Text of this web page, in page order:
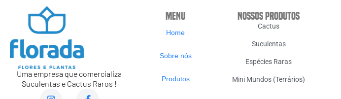
Uma empresa que comercializa
Suculentas e Cactus Raros !
Menu
Home
Sobre nós
Produtos
Nossos Produtos
Cactus
Suculentas
Espécies Raras
Mini Mundos (Terrários)